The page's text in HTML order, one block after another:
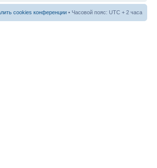
cookies конференции • Часовой пояс: UTC + 2 часа